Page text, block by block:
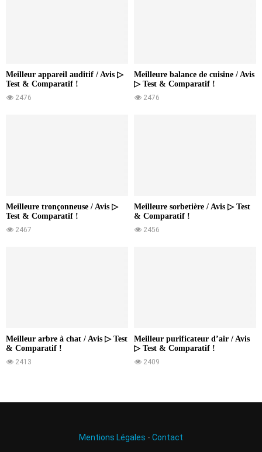
Meilleur appareil auditif / Avis ▷
Test & Comparatif !
2476
Meilleure balance de cuisine / Avis
▷ Test & Comparatif !
2476
Meilleure tronçonneuse / Avis ▷
Test & Comparatif !
2467
Meilleure sorbetière / Avis ▷ Test
& Comparatif !
2456
Meilleur arbre à chat / Avis ▷ Test
& Comparatif !
2413
Meilleur purificateur d’air / Avis
▷ Test & Comparatif !
2409
Mentions Légales - Contact